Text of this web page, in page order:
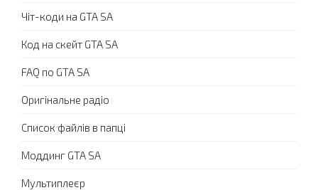
Чіт-коди на GTA SA
Код на скейт GTA SA
FAQ по GTA SA
Оригінальне радіо
Список файлів в папці
Моддинг GTA SA
Мультиплеєр